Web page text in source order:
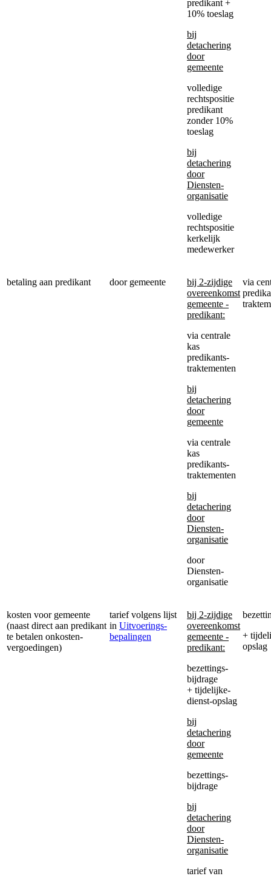
predikant +
10% toeslag
bij
detachering
door
gemeente
volledige
rechtspositie
predikant
zonder 10%
toeslag
bij
detachering
door
Diensten-
organisatie
volledige
rechtspositie
kerkelijk
medewerker
betaling aan predikant door gemeente
bij 2-zijdige
overeenkomst
gemeente -
predikant:
via centrale
kas
predikants-
traktementen
bij
detachering
door
gemeente
via centrale
kas
predikants-
traktementen
bij
detachering
door
Diensten-
organisatie
door
Diensten-
organisatie
via
kosten voor gemeente
(naast direct aan predikant
te betalen onkosten-
vergoedingen)
tarief volgens lijst
in Uitvoerings-
bepalingen
bij 2-zijdige
overeenkomst
gemeente -
predikant:
bezettings-
bijdrage
+ tijdelijke-
dienst-opslag
bij
detachering
door
gemeente
bezettings-
bijdrage
bij
detachering
door
Diensten-
organisatie
tarief van
+
opslag